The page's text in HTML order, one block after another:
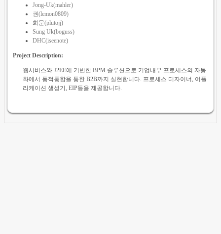
Jong-Uk(mahler)
권(lemon0809)
희문(plutojj)
Sung Uk(boguss)
DHC(iseenote)
Project Description:
웹서비스와 J2EE에 기반한 BPM 솔루션으로 기업내부 프로세스의 자동
화에서 동적통합을 통한 B2B까지 실현합니다. 프로세스 디자이너, 어플
리케이션 생성기, EIP등을 제공합니다.